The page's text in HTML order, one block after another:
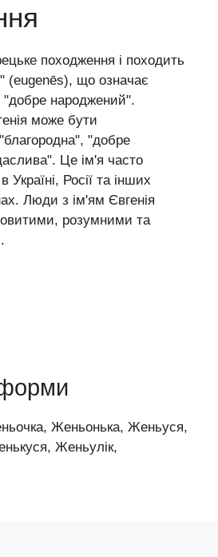
походження і походить
(eugenēs), що означає
"добре народжений".
може бути
"добре
Це ім'я часто
Україні, Росії та інших
Люди з ім'ям Євгенія
розумними та
Женьонька, Женьуся,
Женьулік,